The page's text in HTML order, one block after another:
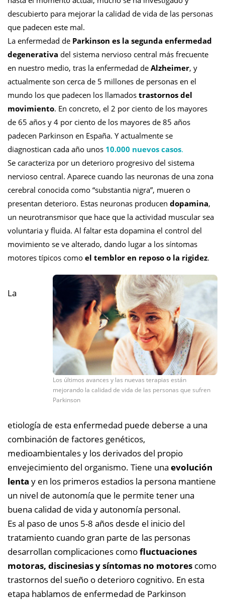
descubierto para mejorar la calidad de vida de las personas
que padecen este mal.
La enfermedad de Parkinson es la segunda enfermedad
degenerativa del sistema nervioso central más frecuente
en nuestro medio, tras la enfermedad de Alzheimer, y
actualmente son cerca de 5 millones de personas en el
mundo los que padecen los llamados trastornos del
movimiento. En concreto, el 2 por ciento de los mayores
de 65 años y 4 por ciento de los mayores de 85 años
padecen Parkinson en España. Y actualmente se
diagnostican cada año unos 10.000 nuevos casos.
Se caracteriza por un deterioro progresivo del sistema
nervioso central. Aparece cuando las neuronas de una zona
cerebral conocida como “substantia nigra”, mueren o
presentan deterioro. Estas neuronas producen dopamina,
un neurotransmisor que hace que la actividad muscular sea
voluntaria y fluida. Al faltar esta dopamina el control del
movimiento se ve alterado, dando lugar a los síntomas
motores típicos como el temblor en reposo o la rigidez.
Los últimos avances y las nuevas terapias están
mejorando la calidad de vida de las personas que sufren
Parkinson
La
etiología de esta enfermedad puede deberse a una
combinación de factores genéticos,
medioambientales y los derivados del propio
envejecimiento del organismo. Tiene una evolución
lenta y en los primeros estadios la persona mantiene
un nivel de autonomía que le permite tener una
buena calidad de vida y autonomía personal.
Es al paso de unos 5-8 años desde el inicio del
tratamiento cuando gran parte de las personas
desarrollan complicaciones comofluctuaciones
motoras, discinesias y síntomas no motores como
trastornos del sueño o deterioro cognitivo. En esta
etapa hablamos de enfermedad de Parkinson